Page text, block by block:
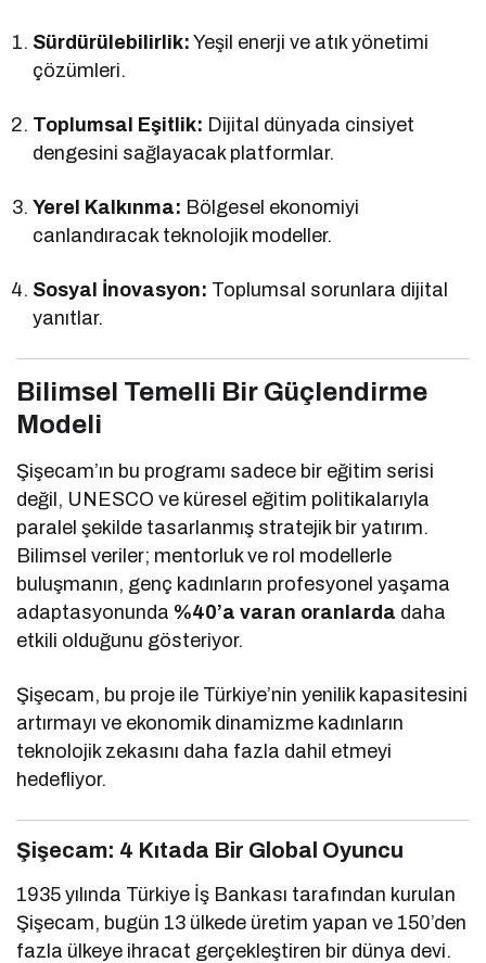
Sürdürülebilirlik: Yeşil enerji ve atık yönetimi
çözümleri.
Toplumsal Eşitlik: Dijital dünyada cinsiyet
dengesini sağlayacak platformlar.
Yerel Kalkınma: Bölgesel ekonomiyi
canlandıracak teknolojik modeller.
Sosyal İnovasyon: Toplumsal sorunlara dijital
yanıtlar.
Bilimsel Temelli Bir Güçlendirme
Modeli
Şişecam’ın bu programı sadece bir eğitim serisi
değil, UNESCO ve küresel eğitim politikalarıyla
paralel şekilde tasarlanmış stratejik bir yatırım.
Bilimsel veriler; mentorluk ve rol modellerle
buluşmanın, genç kadınların profesyonel yaşama
adaptasyonunda %40’a varan oranlarda daha
etkili olduğunu gösteriyor.
Şişecam, bu proje ile Türkiye’nin yenilik kapasitesini
artırmayı ve ekonomik dinamizme kadınların
teknolojik zekasını daha fazla dahil etmeyi
hedefliyor.
Şişecam: 4 Kıtada Bir Global Oyuncu
1935 yılında Türkiye İş Bankası tarafından kurulan
Şişecam, bugün 13 ülkede üretim yapan ve 150’den
fazla ülkeye ihracat gerçekleştiren bir dünya devi.